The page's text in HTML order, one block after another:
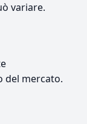
variare.
del mercato.